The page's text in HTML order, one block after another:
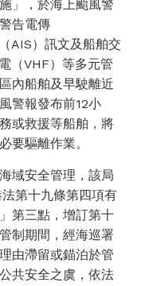
」，於海上颱風警
告電傳
AIS）訊文及船舶交
（VHF）等多元管
內船舶及早駛離近
警報發布前12小
或救援等船舶，將
要驅離作業。
域安全管理，該局
第十九條第四項有
第三點，增訂第十
制期間，經海巡署
由滯留或錨泊於管
共安全之虞，依法